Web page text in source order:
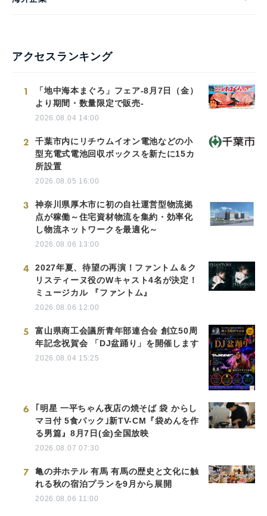
アクセスランキング
1
「地中海本まぐろ」フェア-8月7日（金）
より期間・数量限定で販売-
2026.08.04 14:00
2
千葉市内にリチウムイオン電池などの小
型充電式電池回収ボックスを新たに15カ
所設置
2026.08.05 16:00
3
神奈川県厚木市に初の自社運営型物流拠
点が稼働～住宅資材物流を集約・効率化
し物流ネットワークを最適化～
2026.08.06 13:00
4
2027年夏、待望の再演！ファントム＆ク
リスティーヌ役のWキャスト4名が決定！
ミュージカル 『ファントム』
2026.08.06 12:00
5
富山県商工会議所青年部連合会 創立50周
年記念祝賀会 「DJ盆踊り」を開催します
2026.08.04 15:25
6
｢明星 一平ちゃん夜店の焼そば 袋 からし
マヨ付 5食パック｣新TV-CM『袋めんを作
る男篇』8月7日(金)全国放映
2026.08.07 07:30
7
亀の井ホテル 有馬 有馬の歴史と文化に触
れる秋の宿泊プランを9月から展開
2026.08.06 11:00